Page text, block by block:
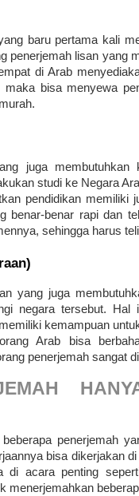
baru pertama kali
penerjemah lisan yang
di Arab
bisa menyewa
juga membutuhkan
studi ke Negara
pendidikan memiliki
benar-benar rapi dan
sehingga harus
yang juga
negara tersebut. Hal
kemampuan
Arab bisa
penerjemah sangat
penerjemah
bisa dikerjakan
di acara penting
menerjemahkan